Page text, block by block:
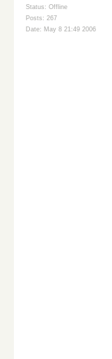
Status: Offline
Posts: 267
Date: May 8 21:49 2006